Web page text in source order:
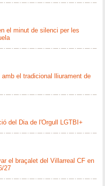
el minut de silenci per les
el tradicional lliurament de
del Dia de l'Orgull LGTBI+
el braçalet del Villarreal CF en
27